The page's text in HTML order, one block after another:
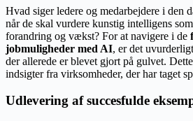
Hvad siger ledere og medarbejdere i den
når de skal vurdere kunstig intelligens
forandring og vækst? For at navigere i de
jobmuligheder med AI, er det
der allerede er blevet gjort på gulvet.
indsigter fra virksomheder, der har taget
Udlevering af succesfulde